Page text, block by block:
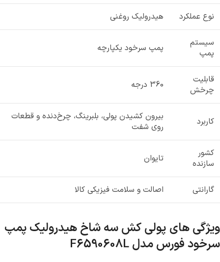
نوع عملکرد هیدرولیک روغنی
سیستم
پمپ
پمپ سرخود یکپارچه
قابلیت
چرخش
360 درجه
کاربرد
بیرون کشیدن پولی، بلبرینگ، چرخ‌دنده و قطعات
روی شفت
کشور
سازنده
تایوان
گارانتی اصالت و سلامت فیزیکی کالا
ویژگی های پولی کش سه شاخ هیدرولیک پمپ
سرخود فورس مدل F6590608L